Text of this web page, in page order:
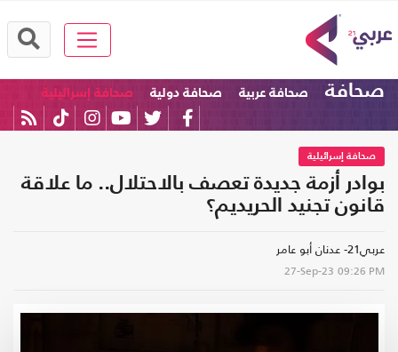
صحافة صحافة عربية صحافة دولية صحافة إسرائيلية
صحافة إسرائيلية
بوادر أزمة جديدة تعصف بالاحتلال.. ما علاقة
قانون تجنيد الحريديم؟
عربي21- عدنان أبو عامر
27-Sep-23 09:26 PM